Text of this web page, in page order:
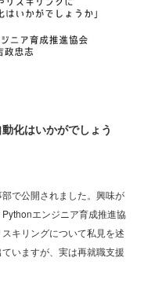
化はいかがでしょう
で公開されました。興味が
エンジニア育成推進協
キリングについて私見を述
いますが、実は再就職支援